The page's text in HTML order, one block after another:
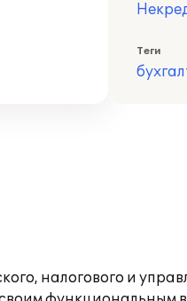
Теги
налогового и